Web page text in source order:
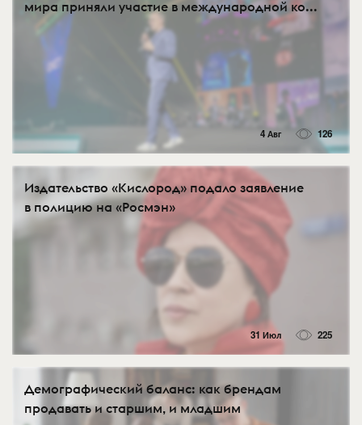
мира приняли участие в международной ко...
4 Авг 126
Издательство «Кислород» подало заявление
в полицию на «Росмэн»
31 Июл 225
Демографический баланс: как брендам
продавать и старшим, и младшим